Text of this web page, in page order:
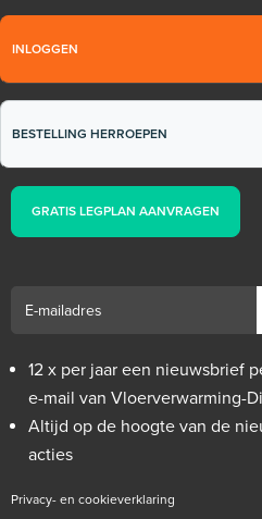
INLOGGEN
BESTELLING HERROEPEN
GRATIS LEGPLAN AANVRAGEN
12 x per jaar een nieuwsbrief
e-mail van Vloerverwarming-
Altijd op de hoogte van de
acties
Privacy- en cookieverklaring